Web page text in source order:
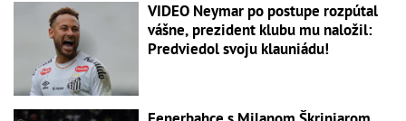
VIDEO Neymar po postupe rozpútal
vášne, prezident klubu mu naložil:
Predviedol svoju klauniádu!